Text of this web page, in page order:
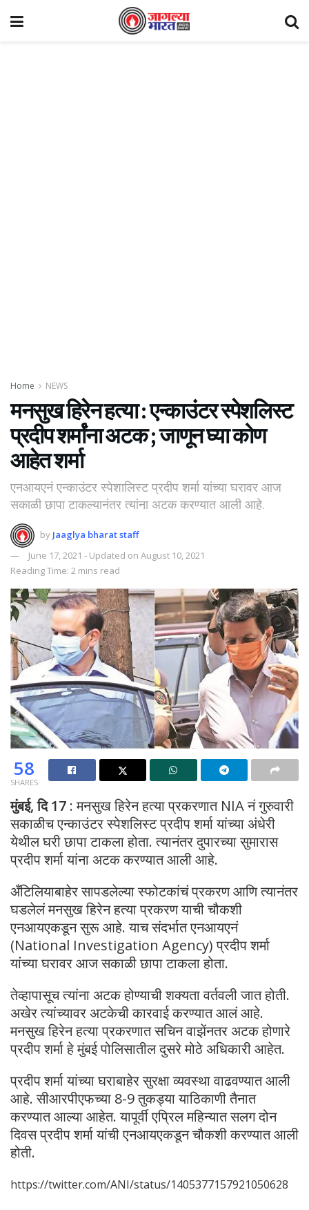
Home NEWS
मनसुख हिरेन हत्या : एन्काउंटर स्पेशलिस्ट
प्रदीप शर्मांना अटक ; जाणून घ्या कोण
आहेत शर्मा
एनआयएनं एन्काउंटर स्पेशालिस्ट प्रदीप शर्मा यांच्या घरावर आज
सकाळी छापा टाकल्यानंतर त्यांना अटक करण्यात आली आहे.
by Jaaglya bharat staff
June 17, 2021 - Updated on August 10, 2021
Reading Time: 2 mins read
58
SHARES
मुंबई, दि 17 : मनसुख हिरेन हत्या प्रकरणात NIA नं गुरुवारी
सकाळीच एन्काउंटर स्पेशलिस्ट प्रदीप शर्मा यांच्या अंधेरी
येथील घरी छापा टाकला होता. त्यानंतर दुपारच्या सुमारास
प्रदीप शर्मा यांना अटक करण्यात आली आहे.
अँटिलियाबाहेर सापडलेल्या स्फोटकांचं प्रकरण आणि त्यानंतर
घडलेलं मनसुख हिरेन हत्या प्रकरण याची चौकशी
एनआयएकडून सुरू आहे. याच संदर्भात एनआयएनं
(National Investigation Agency) प्रदीप शर्मा
यांच्या घरावर आज सकाळी छापा टाकला होता.
तेव्हापासूच त्यांना अटक होण्याची शक्यता वर्तवली जात होती.
अखेर त्यांच्यावर अटकेची कारवाई करण्यात आलं आहे.
मनसुख हिरेन हत्या प्रकरणात सचिन वाझेंनतर अटक होणारे
प्रदीप शर्मा हे मुंबई पोलिसातील दुसरे मोठे अधिकारी आहेत.
प्रदीप शर्मा यांच्या घराबाहेर सुरक्षा व्यवस्था वाढवण्यात आली
आहे. सीआरपीएफच्या 8-9 तुकड्या याठिकाणी तैनात
करण्यात आल्या आहेत. यापूर्वी एप्रिल महिन्यात सलग दोन
दिवस प्रदीप शर्मा यांची एनआयएकडून चौकशी करण्यात आली
होती.
https://twitter.com/ANI/status/1405377157921050628